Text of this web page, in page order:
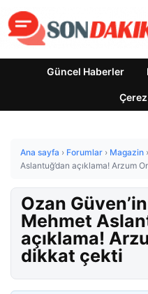
Güncel Haberler
Ana sayfa › Forumlar › Magazin ›
Aslantuğ’dan açıklama! Arzum
Ozan
Mehmet
açıklama!
dikkat çekti